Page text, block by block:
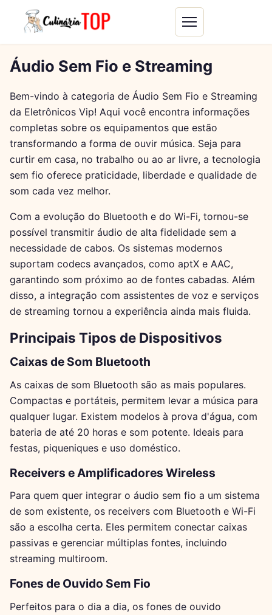
Áudio Sem Fio e Streaming
Bem-vindo à categoria de Áudio Sem Fio e Streaming
da Eletrônicos Vip! Aqui você encontra informações
completas sobre os equipamentos que estão
transformando a forma de ouvir música. Seja para
curtir em casa, no trabalho ou ao ar livre, a tecnologia
sem fio oferece praticidade, liberdade e qualidade de
som cada vez melhor.
Com a evolução do Bluetooth e do Wi-Fi, tornou-se
possível transmitir áudio de alta fidelidade sem a
necessidade de cabos. Os sistemas modernos
suportam codecs avançados, como aptX e AAC,
garantindo som próximo ao de fontes cabadas. Além
disso, a integração com assistentes de voz e serviços
de streaming tornou a experiência ainda mais fluida.
Principais Tipos de Dispositivos
Caixas de Som Bluetooth
As caixas de som Bluetooth são as mais populares.
Compactas e portáteis, permitem levar a música para
qualquer lugar. Existem modelos à prova d'água, com
bateria de até 20 horas e som potente. Ideais para
festas, piqueniques e uso doméstico.
Receivers e Amplificadores Wireless
Para quem quer integrar o áudio sem fio a um sistema
de som existente, os receivers com Bluetooth e Wi-Fi
são a escolha certa. Eles permitem conectar caixas
passivas e gerenciar múltiplas fontes, incluindo
streaming multiroom.
Fones de Ouvido Sem Fio
Perfeitos para o dia a dia, os fones de ouvido